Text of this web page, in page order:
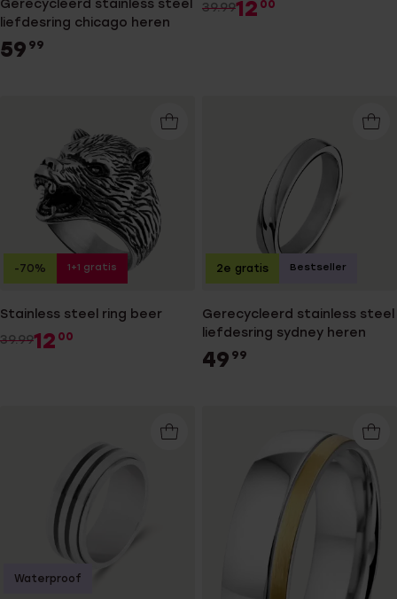
Gerecycleerd stainless steel
liefdesring chicago heren
59 99
39.9912 00
Stainless steel ring beer
39.9912 00
-70% 1+1 gratis
Gerecycleerd stainless steel
liefdesring sydney heren
49 99
2e gratis Bestseller
Waterproof